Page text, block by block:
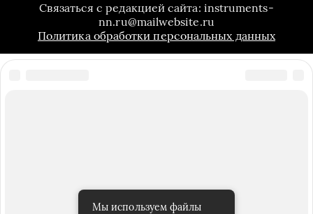
Связаться с редакцией сайта: instruments-
nn.ru@mailwebsite.ru
Политика обработки персональных данных
Мы используем файлы